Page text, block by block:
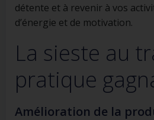
détente et à revenir à vos
d’énergie et de motivation.
La sieste au
pratique
Amélioration de la